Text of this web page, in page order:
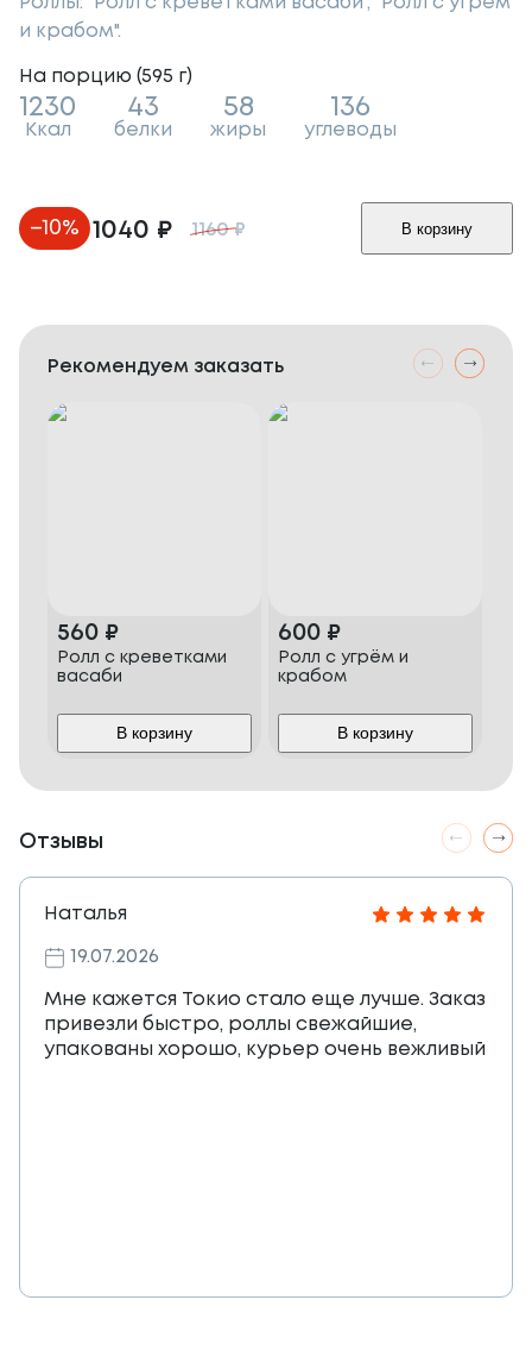
и крабом".
На порцию (595 г)
1230
Ккал
43
белки
58
жиры
136
углеводы
–10% 1040 ₽ 1160₽ В корзину
Рекомендуем заказать
560 ₽
Ролл с креветками
васаби
В корзину
600 ₽
Ролл с угрём и
крабом
В корзину
Отзывы
Наталья
19.07.2026
Мне кажется Токио стало еще лучше. Заказ
привезли быстро, роллы свежайшие,
упакованы хорошо, курьер очень вежливый